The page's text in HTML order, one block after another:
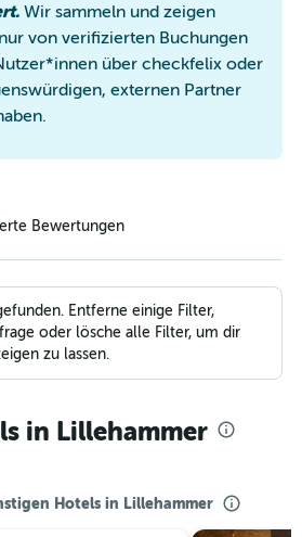
Wir sammeln und zeigen
von verifizierten Buchungen
über checkfelix oder
externen Partner
Bewertungen
Entferne einige Filter,
oder lösche alle Filter, um dir
zu lassen.
in Lillehammer
Hotels in Lillehammer